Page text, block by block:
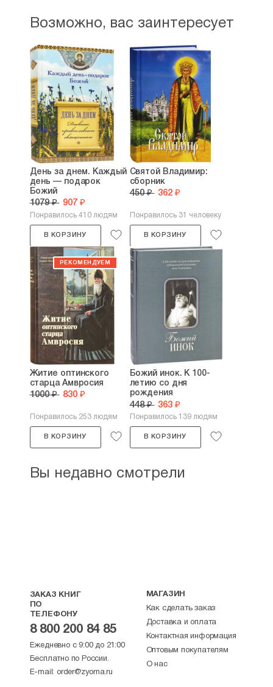
Возможно, вас заинтересует
День за днем. Каждый
день — подарок
Божий
1079 ₽ 907 ₽
Понравилось 410 людям
В КОРЗИНУ
Святой Владимир:
сборник
450 ₽ 362 ₽
Понравилось 31 человеку
В КОРЗИНУ
Житие оптинского
старца Амвросия
1000 ₽ 830 ₽
Понравилось 253 людям
В КОРЗИНУ
Божий инок. К 100-
летию со дня
рождения
архимандрита...
448 ₽ 363 ₽
Понравилось 139 людям
В КОРЗИНУ
Вы недавно смотрели
ЗАКАЗ КНИГ
ПО
ТЕЛЕФОНУ
8 800 200 84 85
Ежедневно с 9:00 до 21:00
Бесплатно по России.
E-mail: order@zyorna.ru
МАГАЗИН
Как сделать заказ
Доставка и оплата
Контактная информация
Оптовым покупателям
О нас